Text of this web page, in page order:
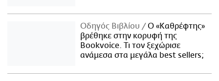
Οδηγός Βιβλίου
Ο «Καθρέφτης»
βρέθηκε στην κορυφή της
Bookvoice. Τι τον ξεχώρισε
ανάμεσα στα μεγάλα best sellers;